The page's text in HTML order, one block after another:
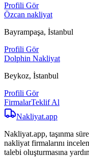
Profili Gör
Özcan nakliyat
Bayrampaşa, İstanbul
Profili Gör
Dolphin Nakliyat
Beykoz, İstanbul
Profili Gör
FirmalarTeklif Al
Nakliyat.app
Nakliyat.app, taşınma
nakliyat firmalarını
talebi oluşturmasına